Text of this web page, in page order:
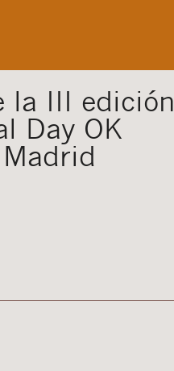
la III edición
Day OK